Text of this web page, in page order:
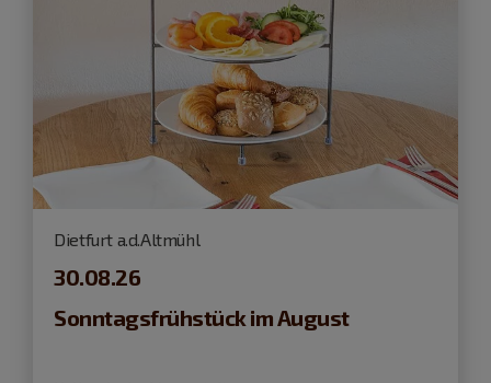
Dietfurt a.d.Altmühl
30.08.26
Sonntagsfrühstück im August